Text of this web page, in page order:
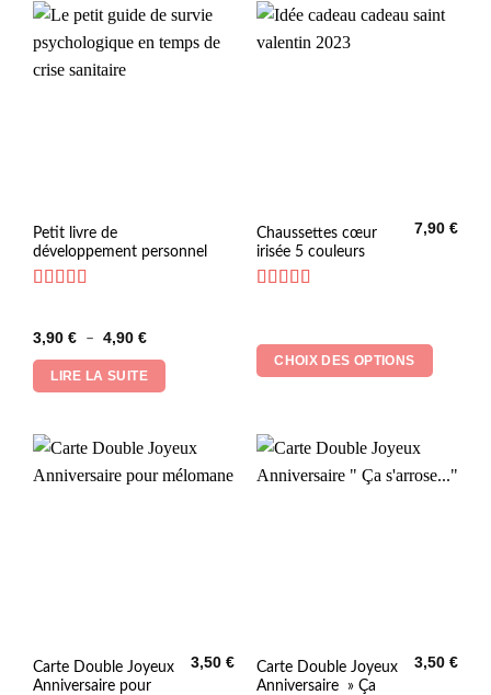
Petit livre de
développement personnel
3,90 € – 4,90 €Plage
prix :
3,90 €
à
LIRE LA SUITE
Chaussettes cœur
irisée 5 couleurs
7,90€
CHOIX DES OPTIONS
Ce
produit
Les
options
choisies
la
Carte Double Joyeux
Anniversaire pour
3,50€
Carte Double Joyeux
Anniversaire » Ça
3,50€